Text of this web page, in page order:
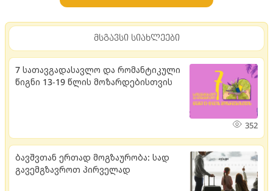
მსგავსი სიახლეები
7 სათავგადასავლო და რომანტიკული
წიგნი 13-19 წლის მოზარდებისთვის
352
ბავშვთან ერთად მოგზაურობა: სად
გავემგზავროთ პირველად